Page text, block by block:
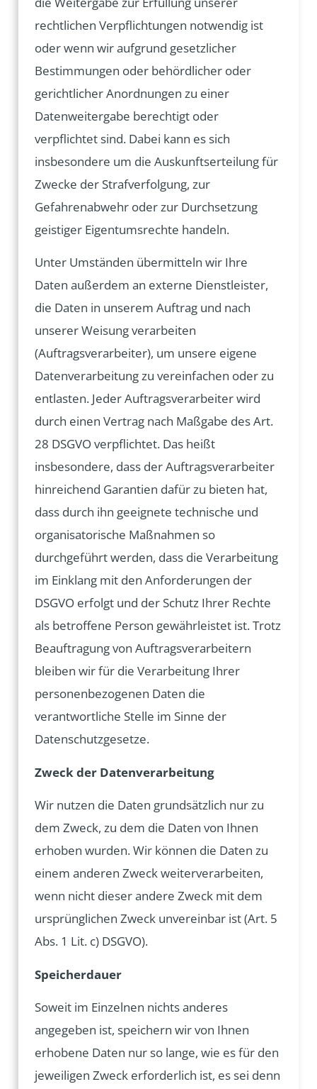
rechtlichen Verpflichtungen notwendig ist
oder wenn wir aufgrund gesetzlicher
Bestimmungen oder behördlicher oder
gerichtlicher Anordnungen zu einer
Datenweitergabe berechtigt oder
verpflichtet sind. Dabei kann es sich
insbesondere um die Auskunftserteilung für
Zwecke der Strafverfolgung, zur
Gefahrenabwehr oder zur Durchsetzung
geistiger Eigentumsrechte handeln.
Unter Umständen übermitteln wir Ihre
Daten außerdem an externe Dienstleister,
die Daten in unserem Auftrag und nach
unserer Weisung verarbeiten
(Auftragsverarbeiter), um unsere eigene
Datenverarbeitung zu vereinfachen oder zu
entlasten. Jeder Auftragsverarbeiter wird
durch einen Vertrag nach Maßgabe des Art.
28 DSGVO verpflichtet. Das heißt
insbesondere, dass der Auftragsverarbeiter
hinreichend Garantien dafür zu bieten hat,
dass durch ihn geeignete technische und
organisatorische Maßnahmen so
durchgeführt werden, dass die Verarbeitung
im Einklang mit den Anforderungen der
DSGVO erfolgt und der Schutz Ihrer Rechte
als betroffene Person gewährleistet ist. Trotz
Beauftragung von Auftragsverarbeitern
bleiben wir für die Verarbeitung Ihrer
personenbezogenen Daten die
verantwortliche Stelle im Sinne der
Datenschutzgesetze.
Zweck der Datenverarbeitung
Wir nutzen die Daten grundsätzlich nur zu
dem Zweck, zu dem die Daten von Ihnen
erhoben wurden. Wir können die Daten zu
einem anderen Zweck weiterverarbeiten,
wenn nicht dieser andere Zweck mit dem
ursprünglichen Zweck unvereinbar ist (Art. 5
Abs. 1 Lit. c) DSGVO).
Speicherdauer
Soweit im Einzelnen nichts anderes
angegeben ist, speichern wir von Ihnen
erhobene Daten nur so lange, wie es für den
jeweiligen Zweck erforderlich ist, es sei denn